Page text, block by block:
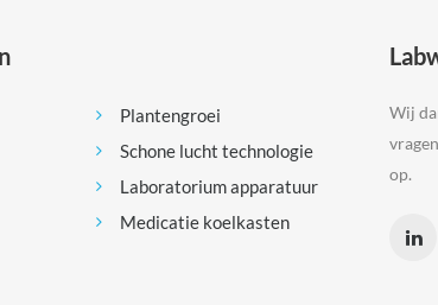
Plantengroei
Schone lucht technologie
Laboratorium apparatuur
Medicatie koelkasten
Wij
op.